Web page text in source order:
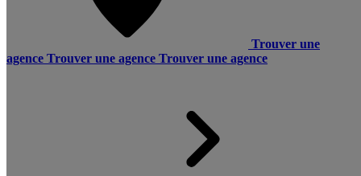
Trouver une
agence Trouver une agence Trouver une agence